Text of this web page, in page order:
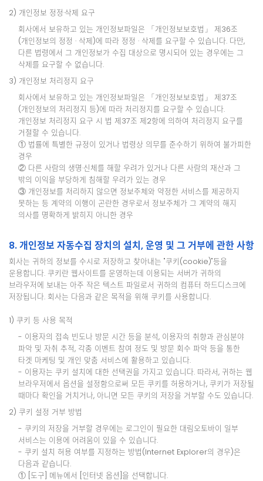
2) 개인정보 정정·삭제 요구
회사에서 보유하고 있는 개인정보파일은 「개인정보보호법」 제36조
(개인정보의 정정 · 삭제)에 따라 정정 · 삭제를 요구할 수 있습니다. 다만,
다른 법령에서 그 개인정보가 수집 대상으로 명시되어 있는 경우에는 그
삭제를 요구할 수 없습니다.
3) 개인정보 처리정지 요구
회사에서 보유하고 있는 개인정보파일은 「개인정보보호법」 제37조
(개인정보의 처리정지 등)에 따라 처리정지를 요구할 수 있습니다.
개인정보 처리정지 요구 시 법 제37조 제2항에 의하여 처리정지 요구를
거절할 수 있습니다.
① 법률에 특별한 규정이 있거나 법령상 의무를 준수하기 위하여 불가피한
경우
② 다른 사람의 생명·신체를 해할 우려가 있거나 다른 사람의 재산과 그
밖의 이익을 부당하게 침해할 우려가 있는 경우
③ 개인정보를 처리하지 않으면 정보주체와 약정한 서비스를 제공하지
못하는 등 계약의 이행이 곤란한 경우로서 정보주체가 그 계약의 해지
의사를 명확하게 밝히지 아니한 경우
8. 개인정보 자동수집 장치의 설치, 운영 및 그 거부에 관한 사항
회사는 귀하의 정보를 수시로 저장하고 찾아내는 "쿠키(cookie)"등을
운용합니다. 쿠키란 웹사이트를 운영하는데 이용되는 서버가 귀하의
브라우저에 보내는 아주 작은 텍스트 파일로서 귀하의 컴퓨터 하드디스크에
저장됩니다. 회사는 다음과 같은 목적을 위해 쿠키를 사용합니다.
1) 쿠키 등 사용 목적
- 이용자의 접속 빈도나 방문 시간 등을 분석, 이용자의 취향과 관심분야
파악 및 자취 추적, 각종 이벤트 참여 정도 및 방문 회수 파악 등을 통한
타겟 마케팅 및 개인 맞춤 서비스에 활용하고 있습니다.
- 이용자는 쿠키 설치에 대한 선택권을 가지고 있습니다. 따라서, 귀하는 웹
브라우저에서 옵션을 설정함으로써 모든 쿠키를 허용하거나, 쿠키가 저장될
때마다 확인을 거치거나, 아니면 모든 쿠키의 저장을 거부할 수도 있습니다.
2) 쿠키 설정 거부 방법
- 쿠키의 저장을 거부할 경우에는 로그인이 필요한 대림오토바이 일부
서비스는 이용에 어려움이 있을 수 있습니다.
- 쿠키 설치 허용 여부를 지정하는 방법(Internet Explorer의 경우)은
다음과 같습니다.
① [도구] 메뉴에서 [인터넷 옵션]을 선택합니다.